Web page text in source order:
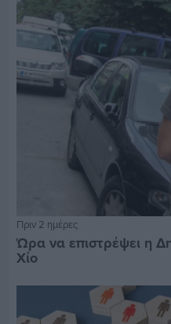
Πριν 2 ημέρες
Ώρα να επιστρέψει η
Χίο